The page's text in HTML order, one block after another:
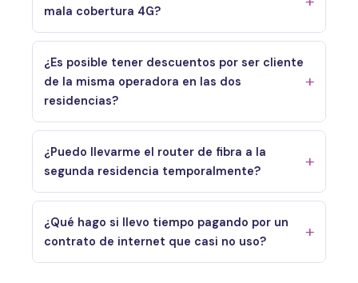
mala cobertura 4G?
¿Es posible tener descuentos por ser cliente
de la misma operadora en las dos
residencias?
¿Puedo llevarme el router de fibra a la
segunda residencia temporalmente?
¿Qué hago si llevo tiempo pagando por un
contrato de internet que casi no uso?